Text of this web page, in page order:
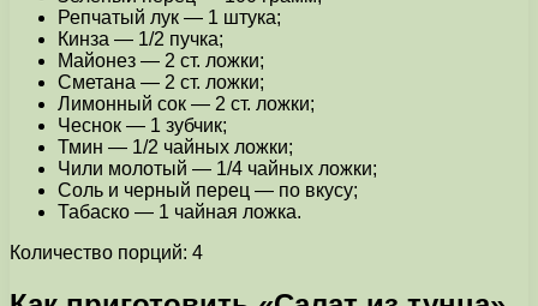
Репчатый лук — 1 штука;
Кинза — 1/2 пучка;
Майонез — 2 ст. ложки;
Сметана — 2 ст. ложки;
Лимонный сок — 2 ст. ложки;
Чеснок — 1 зубчик;
Тмин — 1/2 чайных ложки;
Чили молотый — 1/4 чайных ложки;
Соль и черный перец — по вкусу;
Табаско — 1 чайная ложка.
Количество порций: 4